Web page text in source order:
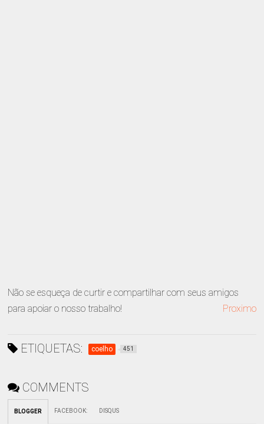
Não se esqueça de curtir e compartilhar com seus amigos
para apoiar o nosso trabalho!
Proximo
ETIQUETAS: coelho 451
COMMENTS
BLOGGER FACEBOOK: DISQUS